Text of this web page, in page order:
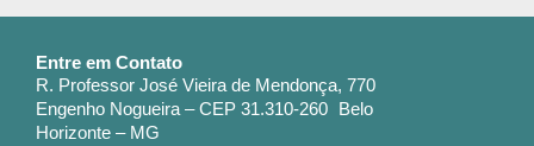
Entre em Contato
R. Professor José Vieira de Mendonça, 770
Engenho Nogueira – CEP 31.310-260 Belo
Horizonte – MG